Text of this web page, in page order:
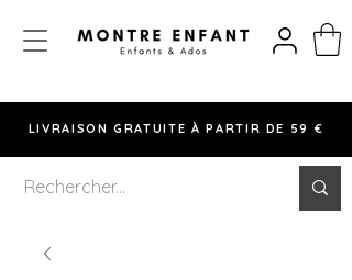
LIVRAISON GRATUITE À PARTIR DE 59 €